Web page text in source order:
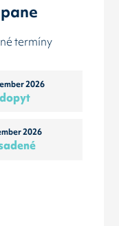
termíny
2026
2026